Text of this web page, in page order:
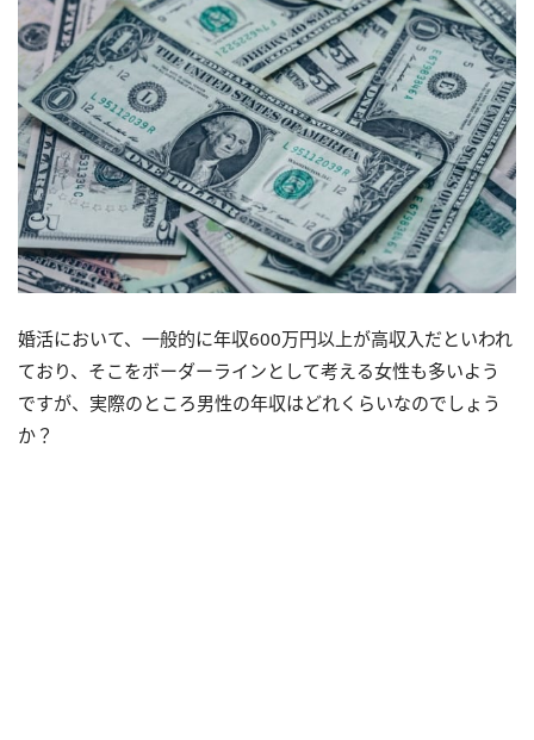
婚活において、一般的に年収600万円以上が高収入だといわれ
ており、そこをボーダーラインとして考える女性も多いよう
ですが、実際のところ男性の年収はどれくらいなのでしょう
か？